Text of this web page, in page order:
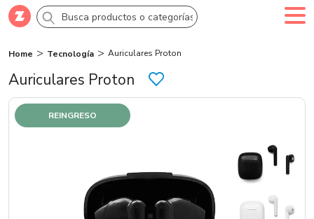
Comprar Crea tu cuenta
Categorías
Auriculares Proton
Home Tecnología Auriculares Proton
REINGRESO